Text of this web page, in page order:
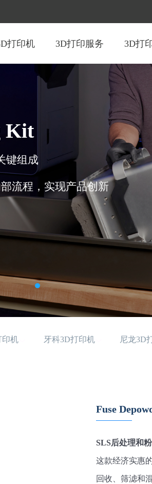
打印机 3D打印服务 3D打
Kit
键组成
流程，实现产品创新
印机 牙科3D打印机 尼龙3D
Fuse
SLS后处理和
这款经济实惠
回收、筛滤和